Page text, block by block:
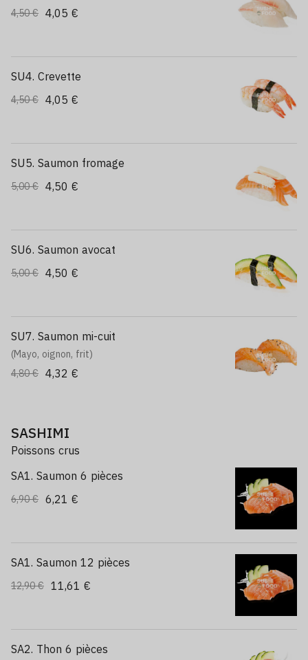
4,50 € 4,05 €
SU4. Crevette
4,50 € 4,05 €
SU5. Saumon fromage
5,00 € 4,50 €
SU6. Saumon avocat
5,00 € 4,50 €
SU7. Saumon mi-cuit
(Mayo, oignon, frit)
4,80 € 4,32 €
SASHIMI
Poissons crus
SA1. Saumon 6 pièces
6,90 € 6,21 €
SA1. Saumon 12 pièces
12,90 € 11,61 €
SA2. Thon 6 pièces